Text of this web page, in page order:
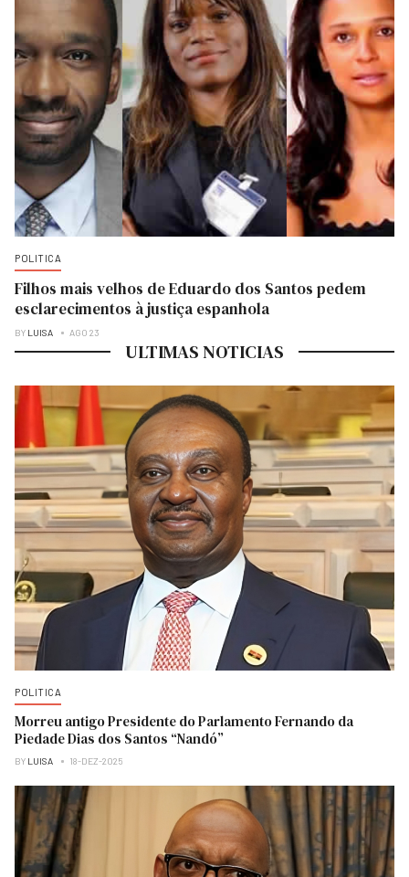
POLITICA
Filhos mais velhos de Eduardo dos Santos pedem
esclarecimentos à justiça espanhola
BY LUISA AGO 23
ULTIMAS NOTICIAS
POLITICA
Morreu antigo Presidente do Parlamento Fernando da
Piedade Dias dos Santos “Nandó”
BY LUISA 18-DEZ-2025